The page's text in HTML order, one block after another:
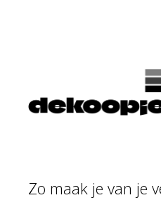
Zo maak je van je